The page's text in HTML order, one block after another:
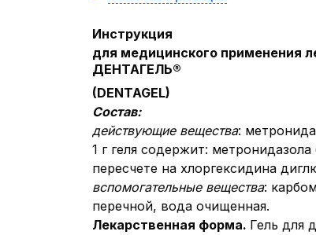
Инструкция
для медицинского применения
ДЕНТАГЕЛЬ®
(DENTAGEL)
Состав:
действующие вещества:
1 г геля содержит: метронидазола
пересчете на хлоргексидина
вспомогательные вещества:
перечной, вода очищенная.
Лекарственная форма. Гель для